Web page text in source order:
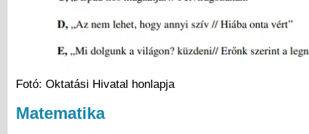
Fotó: Oktatási Hivatal honlapja
Matematika